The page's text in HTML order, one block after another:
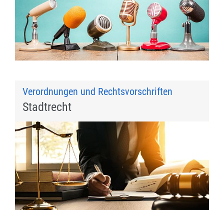
Verordnungen und Rechtsvorschriften
Stadtrecht